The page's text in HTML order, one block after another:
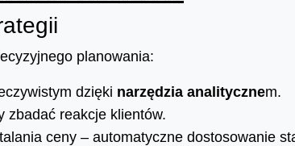
planowania:
dzięki narzędzia analitycznem.
zbadać reakcje klientów.
ceny – automatyczne dostosowanie